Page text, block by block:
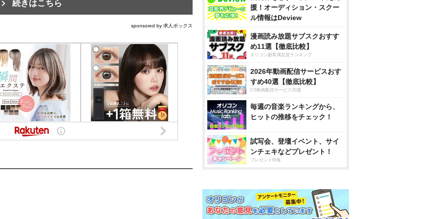
続きはこちら
sponsored by 求人ボックス
援！オーディション・スクー
ル情報はDeview
漫画読み放題サブスクおすす
め11選【徹底比較】
オリコン顧客満足度ランキング
2026年動画配信サービスおす
すめ40選【徹底比較】
CS動画配信サービス20選
毎週の音楽ランキングから、
ヒットの推移をチェック！
試写会、登壇イベント、サイ
ンチェキなどプレゼント！
プレゼント特集